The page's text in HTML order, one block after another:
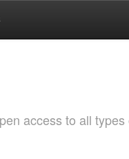
access to all